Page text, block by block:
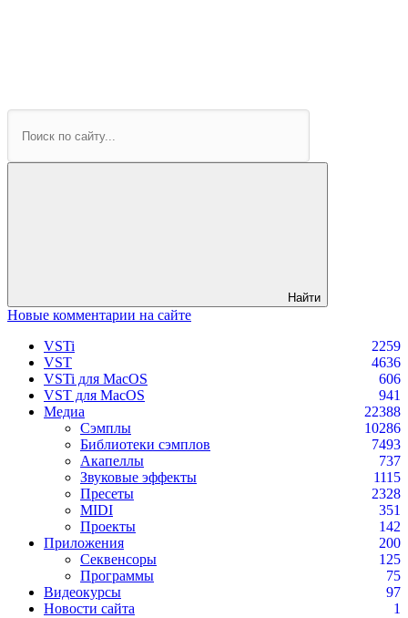
Найти
Новые комментарии на сайте
VSTi
2259
VST
4636
VSTi для MacOS
606
VST для MacOS
941
Медиа
22388
Сэмплы
10286
Библиотеки сэмплов
7493
Акапеллы
737
Звуковые эффекты
1115
Пресеты
2328
MIDI
351
Проекты
142
Приложения
200
Секвенсоры
125
Программы
75
Видеокурсы
97
Новости сайта
1